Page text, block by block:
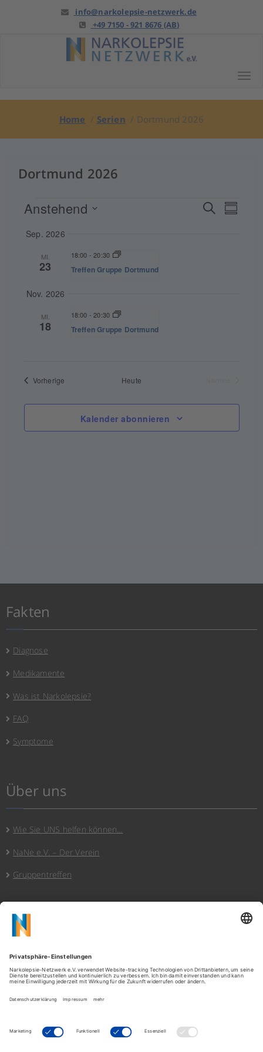
info@narkolepsie-netzwerk.de
+49 7150 - 921 8676 (AB)
Home / Serien / Dortmund 2026
Dortmund 2026
Veranstaltungen
Suche
Anstehend
auswählen.
Sep. 2026
MI.
23
18:00 -20:30
Treffen Gruppe Dortmund
Nov. 2026
MI.
18
18:00 -20:30
Treffen Gruppe Dortmund
Vorherige Heute
Kalender abonnieren
Fakten
Diagnose
Medikamente
Was ist Narkolepsie?
FAQ
Symptome
Über uns
Wie Sie UNS helfen können…
NaNe e.V. – Der Verein
Gruppentreffen
Hinweise
Cookies/Privatssphäre
Impressum